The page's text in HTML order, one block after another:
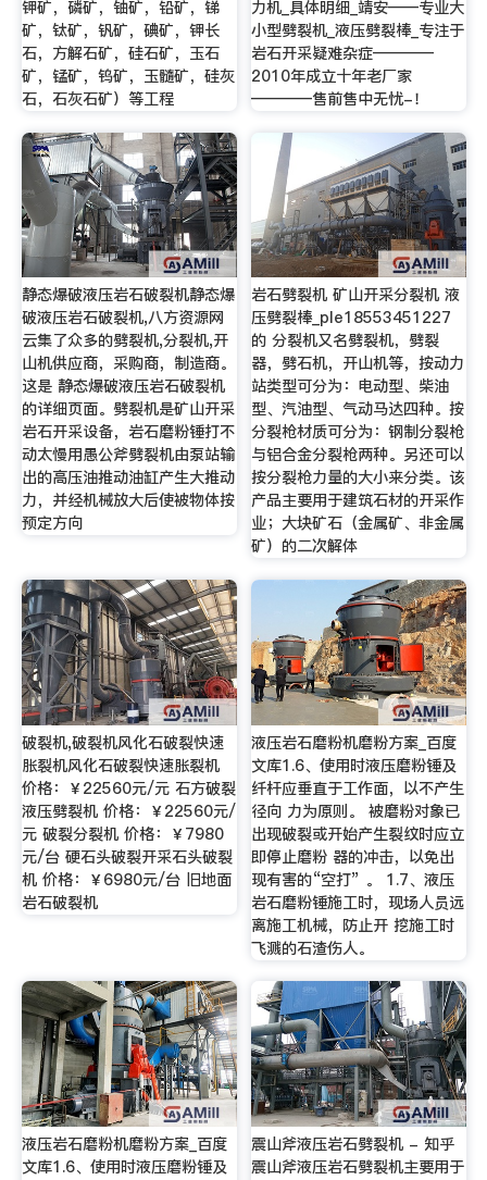
钾矿，磷矿，铀矿，铅矿，锑
矿，钛矿，钒矿，碘矿，钾长
石，方解石矿，硅石矿，玉石
矿，锰矿，钨矿，玉髓矿，硅灰
石，石灰石矿）等工程
力机_具体明细_靖安——专业大
小型劈裂机_液压劈裂棒_专注于
岩石开采疑难杂症————
2010年成立十年老厂家
————售前售中无忧-！
静态爆破液压岩石破裂机静态爆
破液压岩石破裂机,八方资源网
云集了众多的劈裂机,分裂机,开
山机供应商，采购商，制造商。
这是 静态爆破液压岩石破裂机
的详细页面。劈裂机是矿山开采
岩石开采设备，岩石磨粉锤打不
动太慢用愚公斧劈裂机由泵站输
出的高压油推动油缸产生大推动
力，并经机械放大后使被物体按
预定方向
岩石劈裂机 矿山开采分裂机 液
压劈裂棒_ple18553451227
的 分裂机又名劈裂机，劈裂
器，劈石机，开山机等，按动力
站类型可分为：电动型、柴油
型、汽油型、气动马达四种。按
分裂枪材质可分为：钢制分裂枪
与铝合金分裂枪两种。另还可以
按分裂枪力量的大小来分类。该
产品主要用于建筑石材的开采作
业；大块矿石（金属矿、非金属
矿）的二次解体
破裂机,破裂机风化石破裂快速
胀裂机风化石破裂快速胀裂机
价格：￥22560元/元 石方破裂
液压劈裂机 价格：￥22560元/
元 破裂分裂机 价格：￥7980
元/台 硬石头破裂开采石头破裂
机 价格：￥6980元/台 旧地面
岩石破裂机
液压岩石磨粉机磨粉方案_百度
文库1.6、使用时液压磨粉锤及
纤杆应垂直于工作面，以不产生
径向 力为原则。 被磨粉对象已
出现破裂或开始产生裂纹时应立
即停止磨粉 器的冲击，以免出
现有害的“空打” 。 1.7、液压
岩石磨粉锤施工时，现场人员远
离施工机械，防止开 挖施工时
飞溅的石渣伤人。
液压岩石磨粉机磨粉方案_百度
文库1.6、使用时液压磨粉锤及
震山斧液压岩石劈裂机 - 知乎
震山斧液压岩石劈裂机主要用于